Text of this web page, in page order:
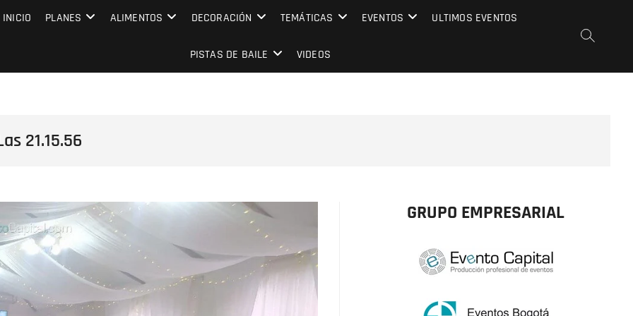
EVENTO CAPITAL
INICIO PLANES ALIMENTOS DECORACIÓN TEMÁTICAS EVENTOS ULTIMOS EVENTOS
PISTAS DE BAILE VIDEOS
21.15.56
GRUPO EMPRESARIAL